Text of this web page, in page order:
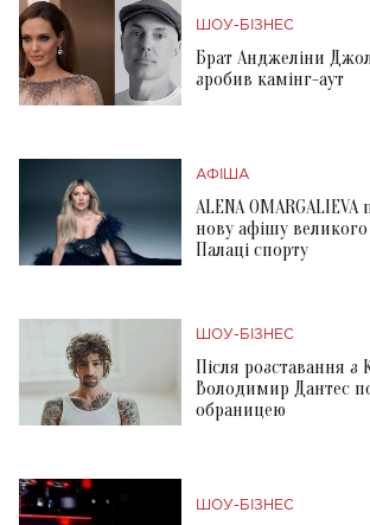
ШОУ-БІЗНЕС
Брат Анджеліни
зробив камінг-аут
АФІША
ALENA OMARGALIEVA
нову афішу
Палаці спорту
ШОУ-БІЗНЕС
Після розставання з
Володимир Дантес
обраницею
ШОУ-БІЗНЕС